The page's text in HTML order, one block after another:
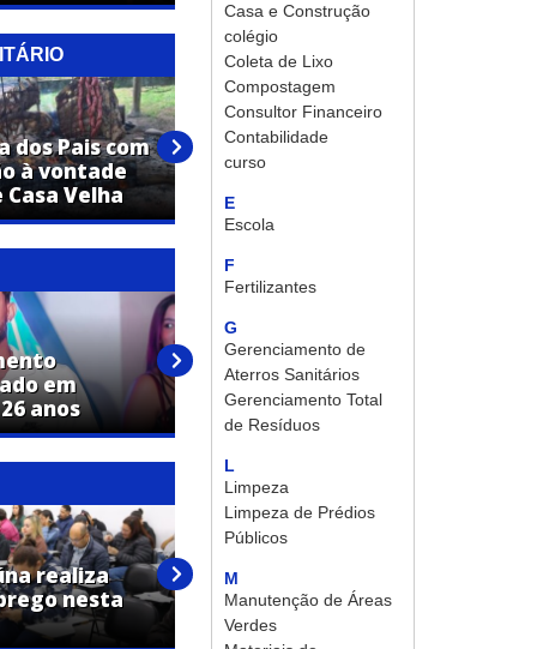
Casa e Construção
colégio
Coleta de Lixo
Compostagem
Consultor Financeiro
Contabilidade
curso
E
Escola
F
Fertilizantes
G
Gerenciamento de
Aterros Sanitários
Gerenciamento Total
de Resíduos
L
Limpeza
Limpeza de Prédios
Públicos
M
Manutenção de Áreas
Verdes
dos Pais com
à vontade
Velha
Churrasco à vontade e música
boa: Casa Velha prepara
programação especial para
domingo
em
anos
Terezinha Aparecida Pinheiro
Anastácio morre aos 74 anos
em Jaguariúna
realiza
nesta
PAT de Jaguariúna promove
mutirão com mais de 50 vagas
de emprego nesta quarta-
feira